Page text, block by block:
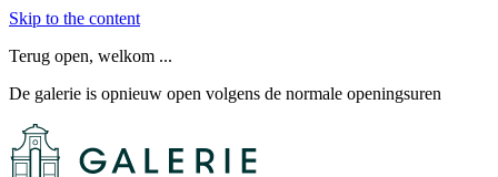
Skip to the content
Terug open, welkom ...
De galerie is opnieuw open volgens de normale openingsuren